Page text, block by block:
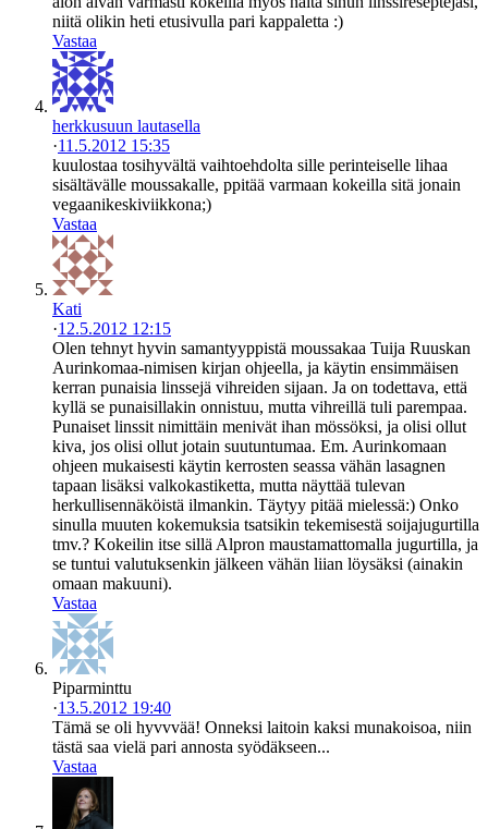
niitä olikin heti etusivulla pari kappaletta :)
Vastaa
herkkusuun lautasella
·11.5.2012 15:35
kuulostaa tosihyvältä vaihtoehdolta sille perinteiselle lihaa
sisältävälle moussakalle, ppitää varmaan kokeilla sitä jonain
vegaanikeskiviikkona;)
Vastaa
Kati
·12.5.2012 12:15
Olen tehnyt hyvin samantyyppistä moussakaa Tuija Ruuskan
Aurinkomaa-nimisen kirjan ohjeella, ja käytin ensimmäisen
kerran punaisia linssejä vihreiden sijaan. Ja on todettava, että
kyllä se punaisillakin onnistuu, mutta vihreillä tuli parempaa.
Punaiset linssit nimittäin menivät ihan mössöksi, ja olisi ollut
kiva, jos olisi ollut jotain suutuntumaa. Em. Aurinkomaan
ohjeen mukaisesti käytin kerrosten seassa vähän lasagnen
tapaan lisäksi valkokastiketta, mutta näyttää tulevan
herkullisennäköistä ilmankin. Täytyy pitää mielessä:) Onko
sinulla muuten kokemuksia tsatsikin tekemisestä soijajugurtilla
tmv.? Kokeilin itse sillä Alpron maustamattomalla jugurtilla, ja
se tuntui valutuksenkin jälkeen vähän liian löysäksi (ainakin
omaan makuuni).
Vastaa
Piparminttu
·13.5.2012 19:40
Tämä se oli hyvvvää! Onneksi laitoin kaksi munakoisoa, niin
tästä saa vielä pari annosta syödäkseen...
Vastaa